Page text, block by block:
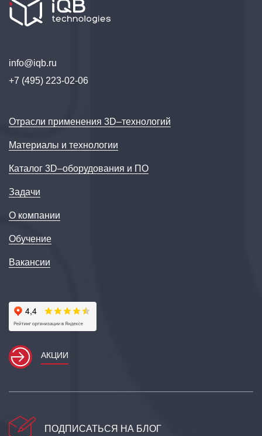
info@iqb.ru
+7 (495) 223-02-06
Отрасли применения 3D–технологий
Материалы и технологии
Каталог 3D–оборудования и ПО
Задачи
О компании
Обучение
Вакансии
АКЦИИ
ПОДПИСАТЬСЯ НА БЛОГ